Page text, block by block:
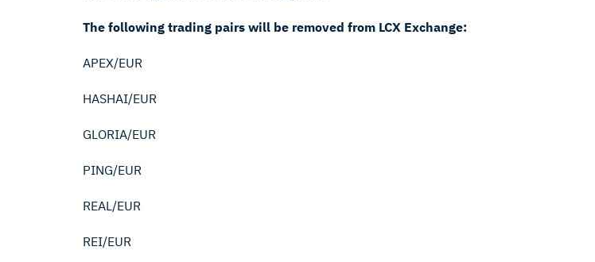
The following trading pairs will be removed from LCX Exchange:
APEX/EUR
HASHAI/EUR
GLORIA/EUR
PING/EUR
REAL/EUR
REI/EUR